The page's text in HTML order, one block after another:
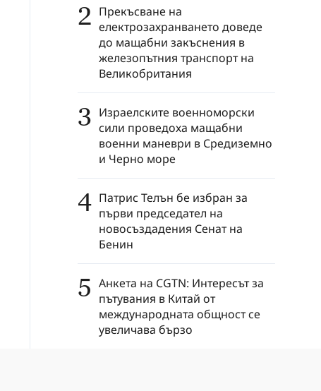
2 Прекъсване на
електрозахранването доведе
до мащабни закъснения в
железопътния транспорт на
Великобритания
3 Израелските военноморски
сили проведоха мащабни
военни маневри в Средиземно
и Черно море
4 Патрис Телън бе избран за
първи председател на
новосъздадения Сенат на
Бенин
5 Анкета на CGTN: Интересът за
пътувания в Китай от
международната общност се
увеличава бързо